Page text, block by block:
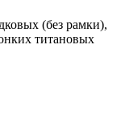
(без рамки),
титановых